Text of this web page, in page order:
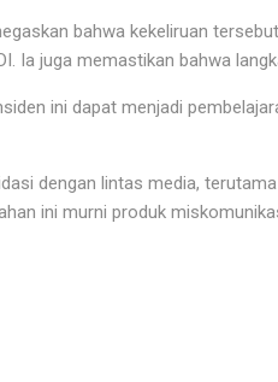
bahwa kekeliruan
Ia juga memastikan bahwa
ini dapat menjadi
dengan lintas media,
ini murni produk